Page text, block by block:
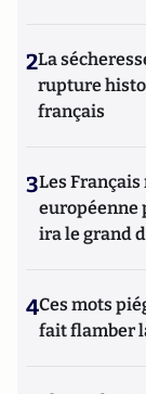
2La
rupture
français
3Les
européenne
ira le grand
4Ces mots
fait flamber